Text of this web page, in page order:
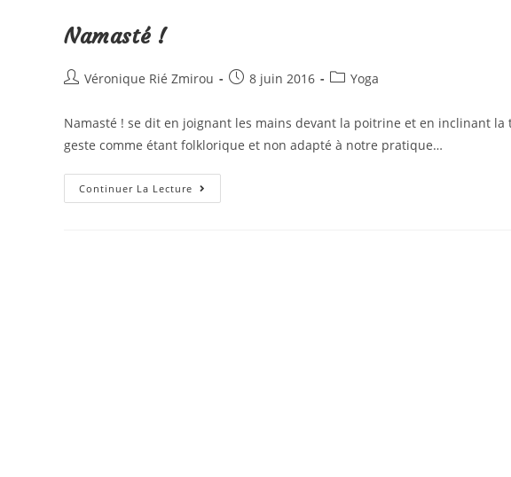
Namasté !
Véronique Rié Zmirou 8 juin 2016 Yoga
Namasté ! se dit en joignant les mains devant la poitrine et en inclinant
geste comme étant folklorique et non adapté à notre pratique…
Continuer La Lecture